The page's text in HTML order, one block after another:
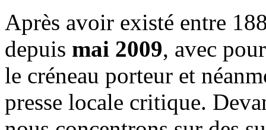
Après avoir existé entre
depuis mai 2009, avec
le créneau porteur et
presse locale critique.